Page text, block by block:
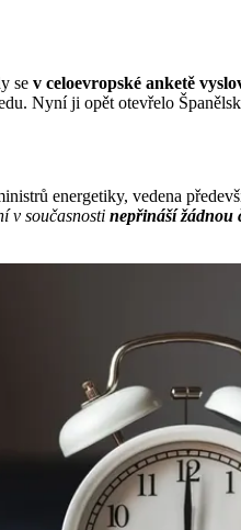
se v celoevropské anketě
Nyní ji opět otevřelo
energetiky, vedena
v současnosti nepřináší žádnou